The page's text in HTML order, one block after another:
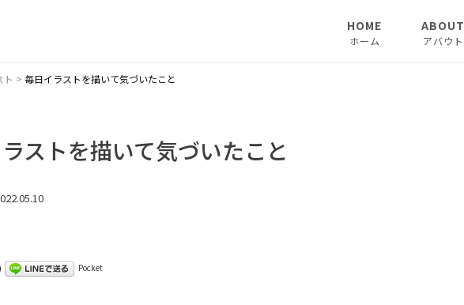
HOME
ホーム
ABOUT
アバウト
ト > 毎日イラストを描いて気づいたこと
ストを描いて気づいたこと
Pocket